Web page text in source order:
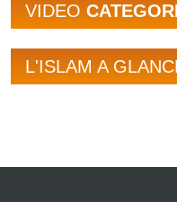
VIDEO
L'ISLAM A